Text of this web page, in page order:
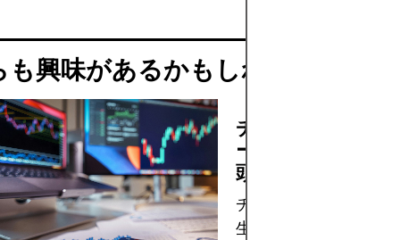
興味があるかもしれません
チャーリー・マ
ー：バークシャ
頭脳
チャーリー・マンガ
生、投資原則、そし